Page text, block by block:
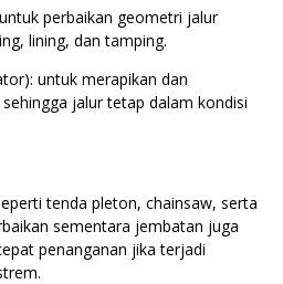
perbaikan geometri jalur
lining, dan tamping.
untuk merapikan dan
jalur tetap dalam kondisi
tenda pleton, chainsaw, serta
sementara jembatan juga
penanganan jika terjadi